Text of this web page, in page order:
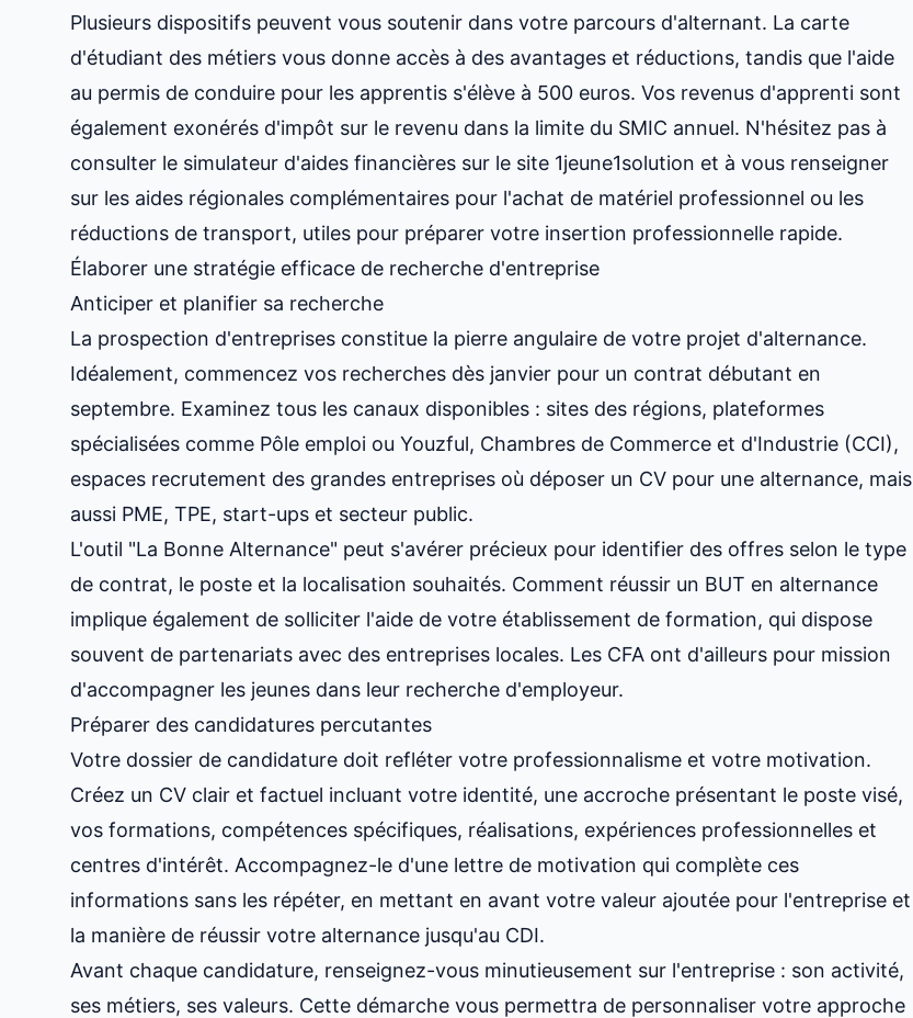
Plusieurs dispositifs peuvent vous soutenir dans votre parcours d'alternant. La carte
d'étudiant des métiers vous donne accès à des avantages et réductions, tandis que l'aide
au permis de conduire pour les apprentis s'élève à 500 euros. Vos revenus d'apprenti sont
également exonérés d'impôt sur le revenu dans la limite du SMIC annuel. N'hésitez pas à
consulter le simulateur d'aides financières sur le site 1jeune1solution et à vous renseigner
sur les aides régionales complémentaires pour l'achat de matériel professionnel ou les
réductions de transport, utiles pour préparer votre insertion professionnelle rapide.
Élaborer une stratégie efficace de recherche d'entreprise
Anticiper et planifier sa recherche
La prospection d'entreprises constitue la pierre angulaire de votre projet d'alternance.
Idéalement, commencez vos recherches dès janvier pour un contrat débutant en
septembre. Examinez tous les canaux disponibles : sites des régions, plateformes
spécialisées comme Pôle emploi ou Youzful, Chambres de Commerce et d'Industrie (CCI),
espaces recrutement des grandes entreprises où déposer un CV pour une alternance, mais
aussi PME, TPE, start-ups et secteur public.
L'outil "La Bonne Alternance" peut s'avérer précieux pour identifier des offres selon le type
de contrat, le poste et la localisation souhaités. Comment réussir un BUT en alternance
implique également de solliciter l'aide de votre établissement de formation, qui dispose
souvent de partenariats avec des entreprises locales. Les CFA ont d'ailleurs pour mission
d'accompagner les jeunes dans leur recherche d'employeur.
Préparer des candidatures percutantes
Votre dossier de candidature doit refléter votre professionnalisme et votre motivation.
Créez un CV clair et factuel incluant votre identité, une accroche présentant le poste visé,
vos formations, compétences spécifiques, réalisations, expériences professionnelles et
centres d'intérêt. Accompagnez-le d'une lettre de motivation qui complète ces
informations sans les répéter, en mettant en avant votre valeur ajoutée pour l'entreprise et
la manière de réussir votre alternance jusqu'au CDI.
Avant chaque candidature, renseignez-vous minutieusement sur l'entreprise : son activité,
ses métiers, ses valeurs. Cette démarche vous permettra de personnaliser votre approche